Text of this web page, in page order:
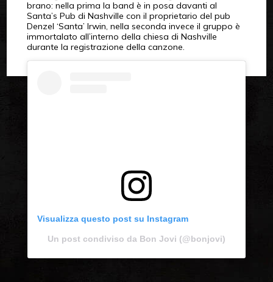
brano: nella prima la band è in posa davanti al
Santa’s Pub di Nashville con il proprietario del pub
Denzel ‘Santa’ Irwin, nella seconda invece il gruppo è
immortalato all’interno della chiesa di Nashville
durante la registrazione della canzone.
Visualizza questo post su Instagram
Un post condiviso da Bon Jovi (@bonjovi)